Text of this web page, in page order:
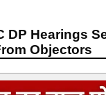
DP Hearings
Objectors